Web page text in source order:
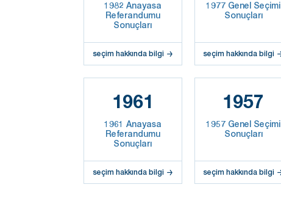
1982 Anayasa
Referandumu
Sonuçları
seçim hakkında bilgi
1977 Genel Seçimi
Sonuçları
seçim hakkında bilgi
1961
1961 Anayasa
Referandumu
Sonuçları
seçim hakkında bilgi
1957
1957 Genel Seçimi
Sonuçları
seçim hakkında bilgi